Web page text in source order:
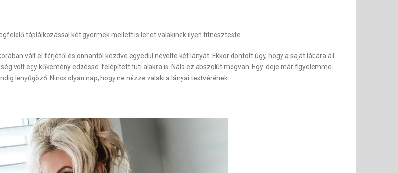
táplálkozással két gyermek mellett is lehet valakinek ilyen fitneszteste.
vált el férjétől és onnantól kezdve egyedül nevelte két lányát. Ekkor döntött úgy, hogy a saját lábára áll
volt egy kőkemény edzéssel felépített tuti alakra is. Nála ez abszolút megvan. Egy ideje már figyelemmel
lenyűgöző. Nincs olyan nap, hogy ne nézze valaki a lányai testvérének.